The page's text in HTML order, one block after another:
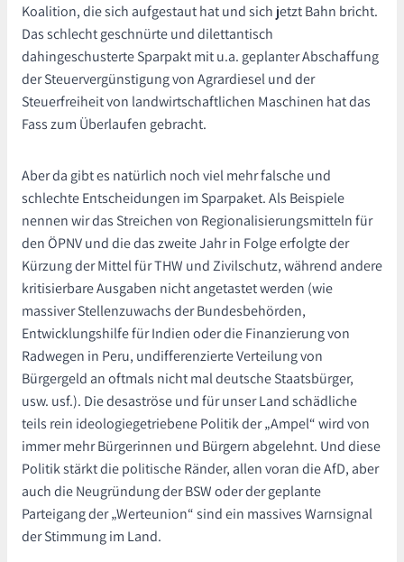
Koalition, die sich aufgestaut hat und sich jetzt Bahn bricht.
Das schlecht geschnürte und dilettantisch
dahingeschusterte Sparpakt mit u.a. geplanter Abschaffung
der Steuervergünstigung von Agrardiesel und der
Steuerfreiheit von landwirtschaftlichen Maschinen hat das
Fass zum Überlaufen gebracht.
Aber da gibt es natürlich noch viel mehr falsche und
schlechte Entscheidungen im Sparpaket. Als Beispiele
nennen wir das Streichen von Regionalisierungsmitteln für
den ÖPNV und die das zweite Jahr in Folge erfolgte der
Kürzung der Mittel für THW und Zivilschutz, während andere
kritisierbare Ausgaben nicht angetastet werden (wie
massiver Stellenzuwachs der Bundesbehörden,
Entwicklungshilfe für Indien oder die Finanzierung von
Radwegen in Peru, undifferenzierte Verteilung von
Bürgergeld an oftmals nicht mal deutsche Staatsbürger,
usw. usf.). Die desaströse und für unser Land schädliche
teils rein ideologiegetriebene Politik der „Ampel“ wird von
immer mehr Bürgerinnen und Bürgern abgelehnt. Und diese
Politik stärkt die politische Ränder, allen voran die AfD, aber
auch die Neugründung der BSW oder der geplante
Parteigang der „Werteunion“ sind ein massives Warnsignal
der Stimmung im Land.